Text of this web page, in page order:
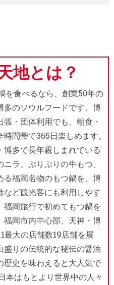
地とは？
を食べるなら、創業50年の
多のソウルフードです。博
・団体利用でも、朝食・
間帯で365日楽しめます。
多で長年親しまれている
ラ、ぷりぷりの牛もつ、
る福岡名物のもつ鍋を、博
ど観光客にも利用しやす
岡旅行で初めてもつ鍋を
福岡市内中心部、天神・博
最大の店舗数19店舗を展
りの伝統的な秘伝の醤油
歴史を味わえると大人気で
本はもとより世界中の人々